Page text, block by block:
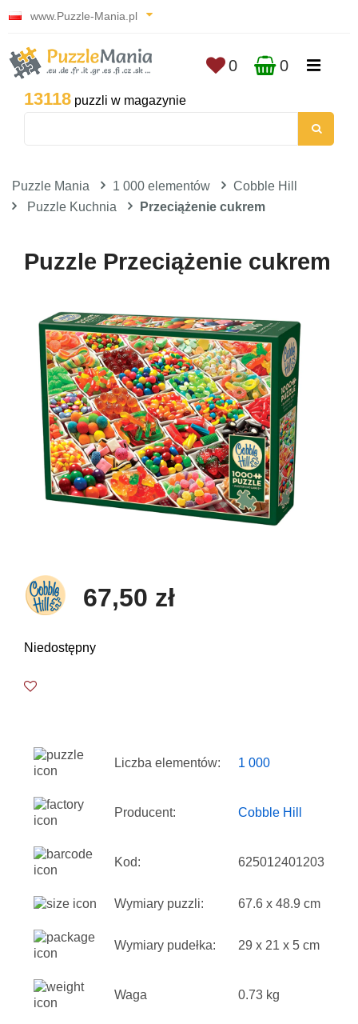
www.Puzzle-Mania.pl
13118 puzzli w magazynie
0 0
Puzzle Mania 1 000 elementów
Cobble Hill
Puzzle Kuchnia
Przeciążenie cukrem
Puzzle Przeciążenie cukrem
67,50 zł
Niedostępny
Liczba elementów: 1 000
Producent: Cobble Hill
Kod: 625012401203
Wymiary puzzli: 67.6 x 48.9 cm
Wymiary pudełka: 29 x 21 x 5 cm
Waga 0.73 kg